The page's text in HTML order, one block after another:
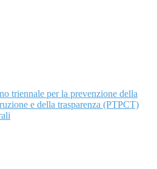
triennale per la prevenzione della
e della trasparenza (PTPCT)